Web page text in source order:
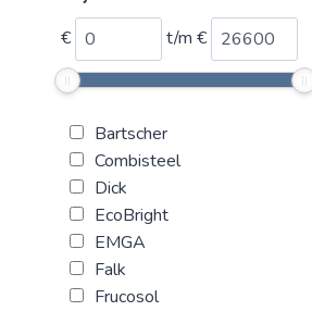
€ t/m €
Bartscher
Combisteel
Dick
EcoBright
EMGA
Falk
Frucosol